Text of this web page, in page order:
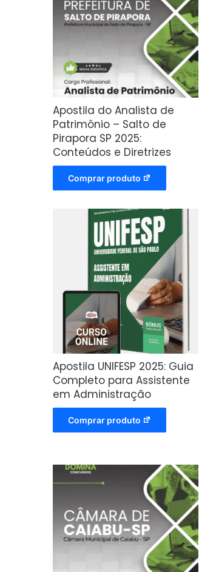
Apostila do Analista de
Patrimônio – Salto de
Pirapora SP 2025:
Conteúdos e Diretrizes
Comprar produto
Apostila UNIFESP 2025: Guia
Completo para Assistente
em Administração
Comprar produto